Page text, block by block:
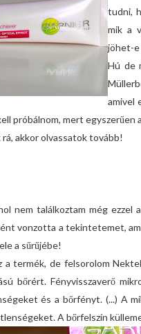
tudni,
mik a
jöhet-e
Hú de
amivel
próbálnom, mert egyszerűen
akkor olvassatok tovább!
nem találkoztam még
vonzotta a tekintetemet,
a sűrűjébe!
termék, de felsorolom
bőrért. Fényvisszaverő
és a bőrfényt. (...) A
A bőrfelszín